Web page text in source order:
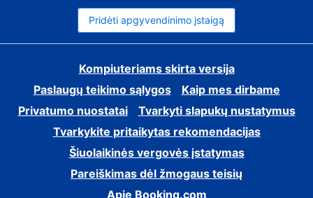
Pridėti apgyvendinimo įstaigą
Kompiuteriams skirta versija
Paslaugų teikimo sąlygos
Kaip mes dirbame
Privatumo nuostatai
Tvarkyti slapukų nustatymus
Tvarkykite pritaikytas rekomendacijas
Šiuolaikinės vergovės įstatymas
Pareiškimas dėl žmogaus teisių
Apie Booking.com